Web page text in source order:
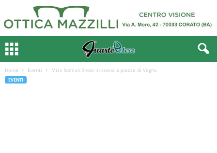
Home Eventi Miss fashion Show in scena a piazza di Vagno
EVENTI